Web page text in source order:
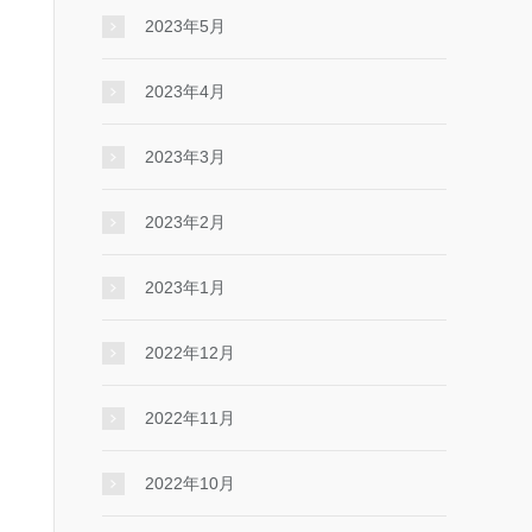
2023年5月
2023年4月
2023年3月
2023年2月
2023年1月
2022年12月
2022年11月
2022年10月